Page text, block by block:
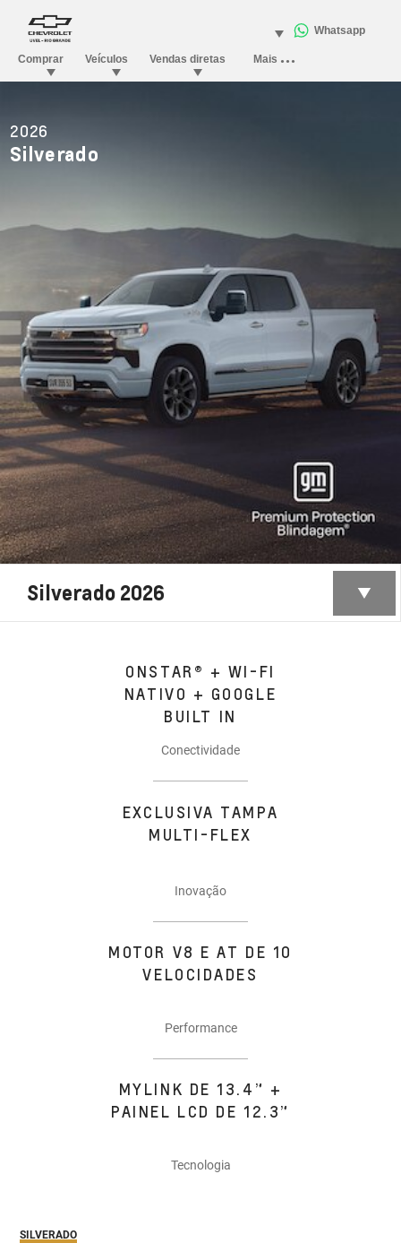
2026
Silverado
Silverado 2026
ONSTAR® + WI-FI
NATIVO + GOOGLE
BUILT IN
Conectividade
EXCLUSIVA TAMPA
MULTI-FLEX
Inovação
MOTOR V8 E AT DE 10
VELOCIDADES
Performance
MYLINK DE 13.4” +
PAINEL LCD DE 12.3”
Tecnologia
SILVERADO